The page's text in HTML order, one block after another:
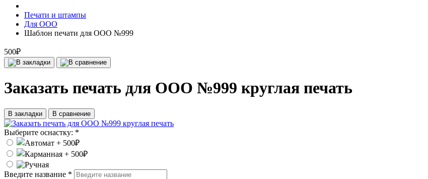
Печати и штампы
Для ООО
Шаблон печати для ООО №999
500₽
Заказать печать для ООО №999 круглая печать
В закладки В сравнение
Выберите оснастку: *
Введите название *